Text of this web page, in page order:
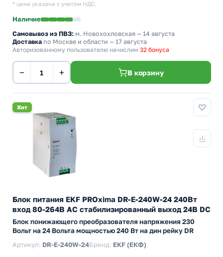
* цена указана с учетом НДС.
Наличие
Самовывоз из ПВЗ: м. Новохохловская — 14 августа
Доставка по Москве и области — 17 августа
Авторизованному пользователю начислим 32 бонуса
− + В корзину
Хит
Блок питания EKF PROxima DR-E-240W-24 240Вт
вход 80-264В АС стабилизированный выход 24В DC
Блок понижающего преобразователя напряжения 230
Вольт на 24 Вольта мощностью 240 Вт на дин рейку DR
Артикул: DR-E-240W-24Бренд: EKF (ЕКФ)